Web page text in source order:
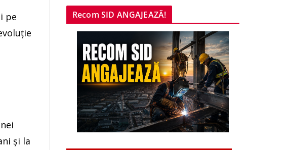
pe
şi la
Recom SID ANGAJEAZĂ!